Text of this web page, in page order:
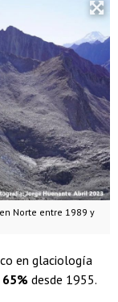
Norte entre 1989 y
en glaciología
desde 1955.